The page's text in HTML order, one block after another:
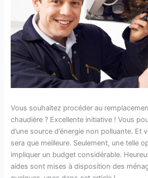
Vous souhaitez procéder au
chaudière ? Excellente initiative ! Vous
d’une source d’énergie non polluante. Et
sera que meilleure. Seulement, une telle
impliquer un budget considérable.
aides sont mises à disposition des